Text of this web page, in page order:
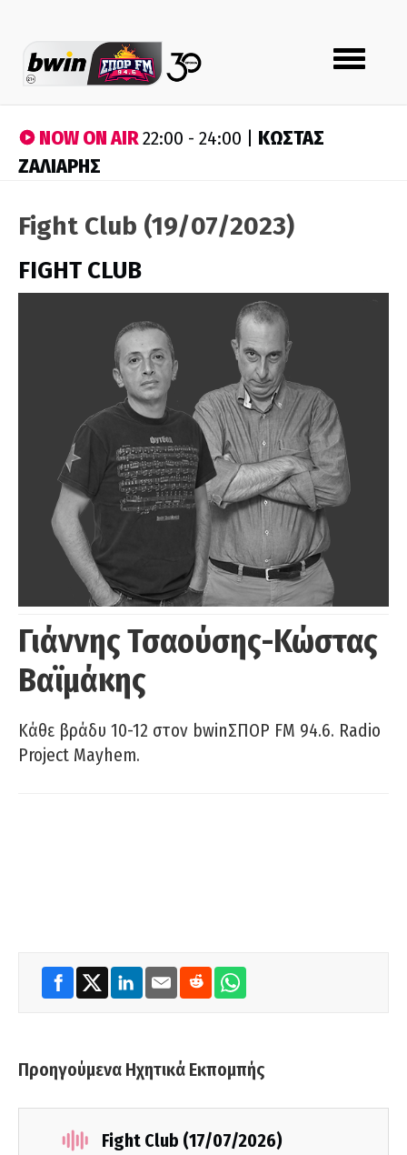
Toggle
navigation
NOW ON AIR22:00 - 24:00 | ΚΩΣΤΑΣ
ΖΑΛΙΑΡΗΣ
Fight Club (19/07/2023)
FIGHT CLUB
Γιάννης Τσαούσης-Κώστας
Βαϊμάκης
Κάθε βράδυ 10-12 στον bwinΣΠΟΡ FM 94.6. Radio
Project Mayhem.
Προηγούμενα Ηχητικά Εκπομπής
Fight Club (17/07/2026)